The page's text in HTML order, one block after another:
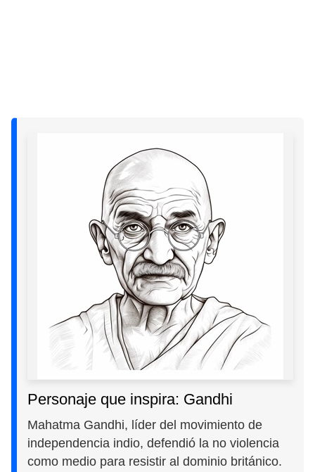
Personaje que inspira: Gandhi
Mahatma Gandhi, líder del movimiento de
independencia indio, defendió la no violencia
como medio para resistir al dominio británico.